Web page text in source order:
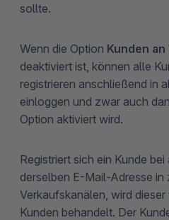
sollte.
Wenn die Option Kunden
deaktiviert ist, können alle
registrieren anschließend in
einloggen und zwar auch
Option aktiviert wird.
Registriert sich ein Kunde
derselben E-Mail-Adresse in
Verkaufskanälen, wird
Kunden behandelt. Der